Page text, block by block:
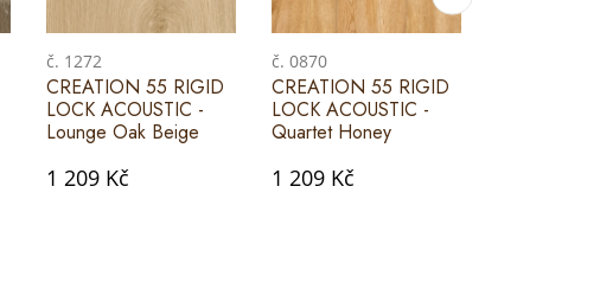
č. 1272
CREATION 55 RIGID
LOCK ACOUSTIC -
Lounge Oak Beige
1 209 Kč
č. 0870
CREATION 55 RIGID
LOCK ACOUSTIC -
Quartet Honey
1 209 Kč